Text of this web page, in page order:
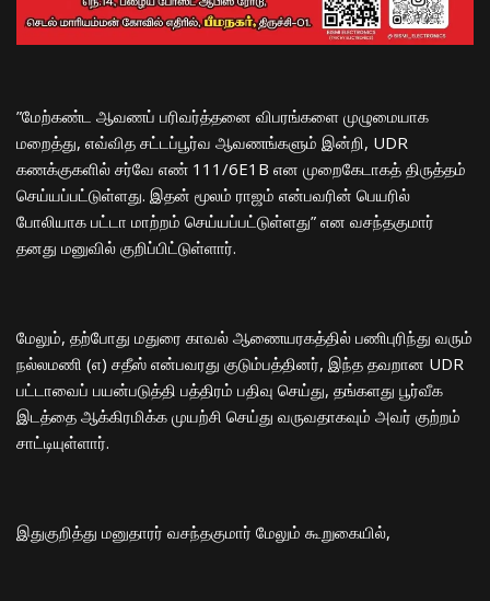
​”மேற்கண்ட ஆவணப் பரிவர்த்தனை விபரங்களை முழுமையாக
மறைத்து, எவ்வித சட்டப்பூர்வ ஆவணங்களும் இன்றி, UDR
கணக்குகளில் சர்வே எண் 111/6E1B என முறைகேடாகத் திருத்தம்
செய்யப்பட்டுள்ளது. இதன் மூலம் ராஜம் என்பவரின் பெயரில்
போலியாக பட்டா மாற்றம் செய்யப்பட்டுள்ளது” என வசந்தகுமார்
தனது மனுவில் குறிப்பிட்டுள்ளார்.
​மேலும், தற்போது மதுரை காவல் ஆணையரகத்தில் பணிபுரிந்து வரும்
நல்லமணி (எ) சதீஸ் என்பவரது குடும்பத்தினர், இந்த தவறான UDR
பட்டாவைப் பயன்படுத்தி பத்திரம் பதிவு செய்து, தங்களது பூர்வீக
இடத்தை ஆக்கிரமிக்க முயற்சி செய்து வருவதாகவும் அவர் குற்றம்
சாட்டியுள்ளார்.
​இதுகுறித்து மனுதாரர் வசந்தகுமார் மேலும் கூறுகையில்,